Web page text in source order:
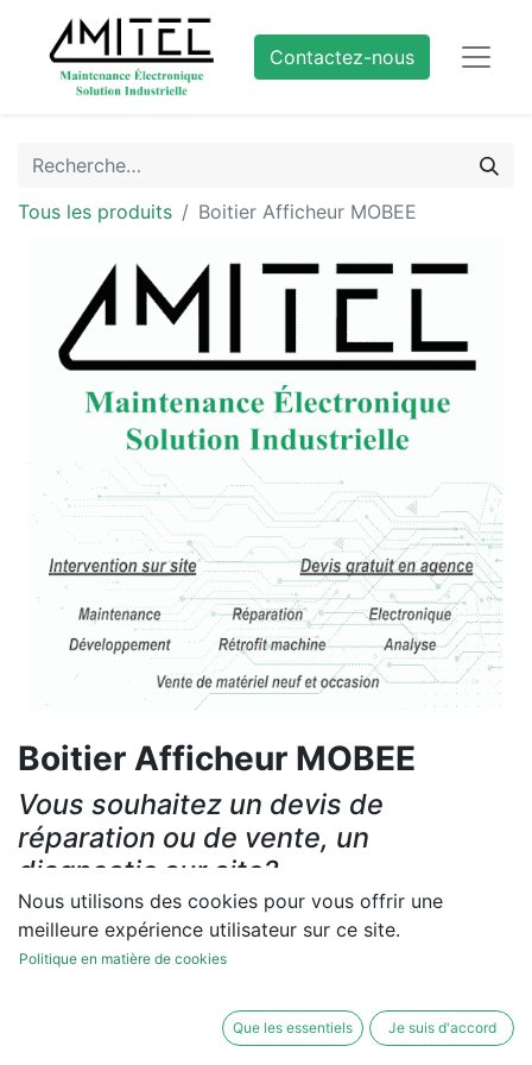
Contactez-nous
Tous les produits Boitier Afficheur MOBEE
Boitier Afficheur MOBEE
Vous souhaitez un devis de
réparation ou de vente, un
diagnostic sur site?
Contactez-nous
Les réparations et les ventes sont garanties
Nous utilisons des cookies pour vous offrir une
meilleure expérience utilisateur sur ce site.
Politique en matière de cookies
Que les essentiels Je suis d'accord